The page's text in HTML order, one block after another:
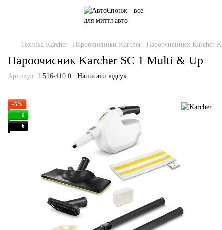
Техніка Karcher Пароочисники Karcher Пароочисники Karcher
Пароочисник Karcher SC 1 Multi & Up
Артикул: 1.516-410.0 Написати відгук
−5%
6
6